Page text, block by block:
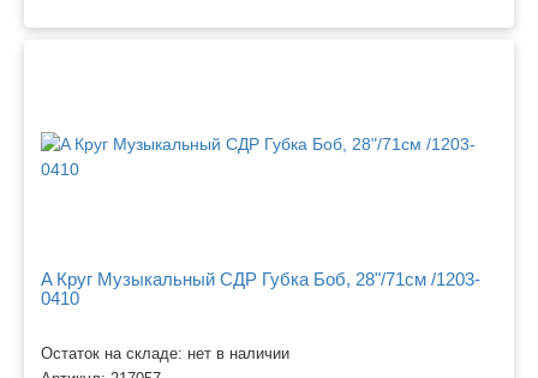
A Круг Музыкальный СДР Губка Боб, 28"/71см /1203-
0410
Остаток на складе: нет в наличии